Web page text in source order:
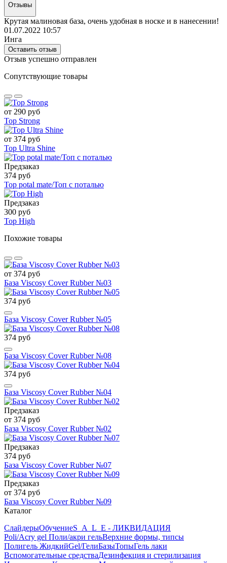
Отзывы
Крутая малиновая база, очень удобная в носке и в нанесении!
01.07.2022 10:57
Инга
Оставить отзыв
Отзыв успешно отправлен
Сопутствующие товары
от 290 руб
Top Strong
от 374 руб
Top Ultra Shine
Предзаказ
374 руб
Top potal mate/Топ с поталью
Предзаказ
300 руб
Top High
Похожие товары
от 374 руб
База Viscosy Cover Rubber №03
374 руб
База Viscosy Cover Rubber №05
374 руб
База Viscosy Cover Rubber №08
374 руб
База Viscosy Cover Rubber №04
Предзаказ
от 374 руб
База Viscosy Cover Rubber №02
Предзаказ
374 руб
База Viscosy Cover Rubber №07
Предзаказ
от 374 руб
База Viscosy Cover Rubber №09
Каталог
СлайдерыОбучениеS_A_L_E - ЛИКВИДАЦИЯ
Poli/Acry gel Поли/акри гельВерхние формы, типсы
Полигель ЖидкийGel/ГелиБазыТопыГель лаки
Вспомогательные средстваДезинфекция и стерилизация